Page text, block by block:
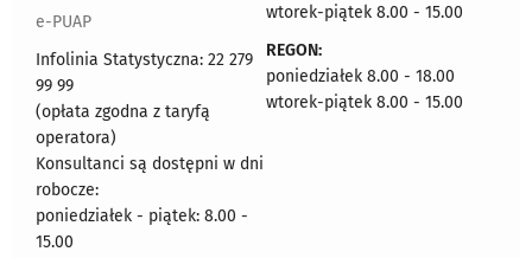
e-PUAP
Infolinia Statystyczna: 22 279
99 99
(opłata zgodna z taryfą
operatora)
Konsultanci są dostępni w dni
robocze:
poniedziałek - piątek: 8.00 -
15.00
wtorek-piątek 8.00 - 15.00
REGON:
poniedziałek 8.00 - 18.00
wtorek-piątek 8.00 - 15.00